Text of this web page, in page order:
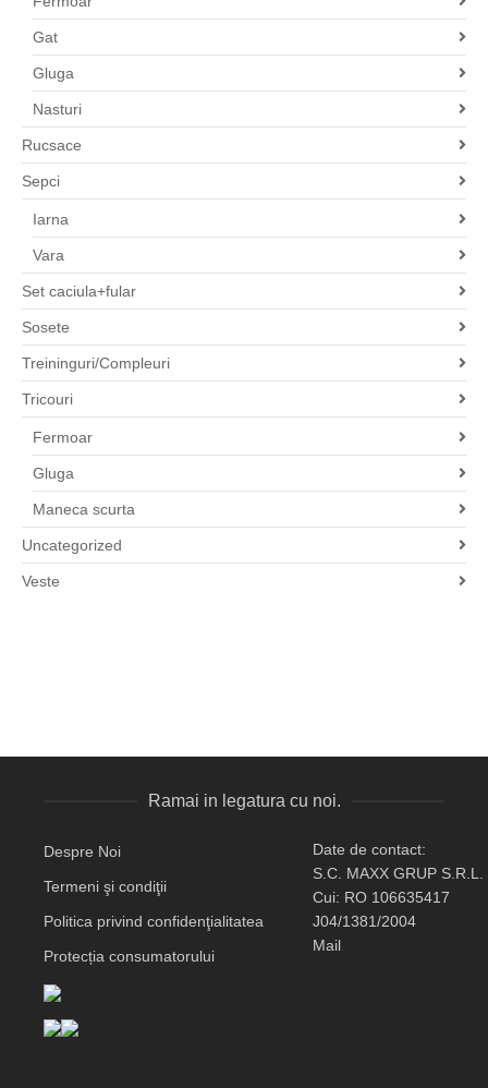
Gat
Gluga
Nasturi
Rucsace
Sepci
Iarna
Vara
Set caciula+fular
Sosete
Treininguri/Compleuri
Tricouri
Fermoar
Gluga
Maneca scurta
Uncategorized
Veste
Ramai in legatura cu noi.
Despre Noi
Termeni şi condiţii
Politica privind confidenţialitatea
Protecția consumatorului
Date de contact:
S.C. MAXX GRUP S.R.L.
Cui: RO 106635417
J04/1381/2004
Mail